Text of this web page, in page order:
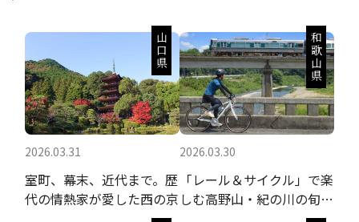
2026.03.31
山口県
室町、幕末、近代まで。歴
代の情熱家が愛した西の京
2026.03.30
和歌山県
「レール＆サイクル」で楽
しむ高野山・紀の川の旬の